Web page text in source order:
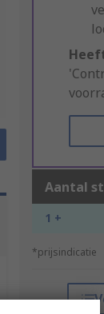
Aantal
1 +
*prijsindicatie